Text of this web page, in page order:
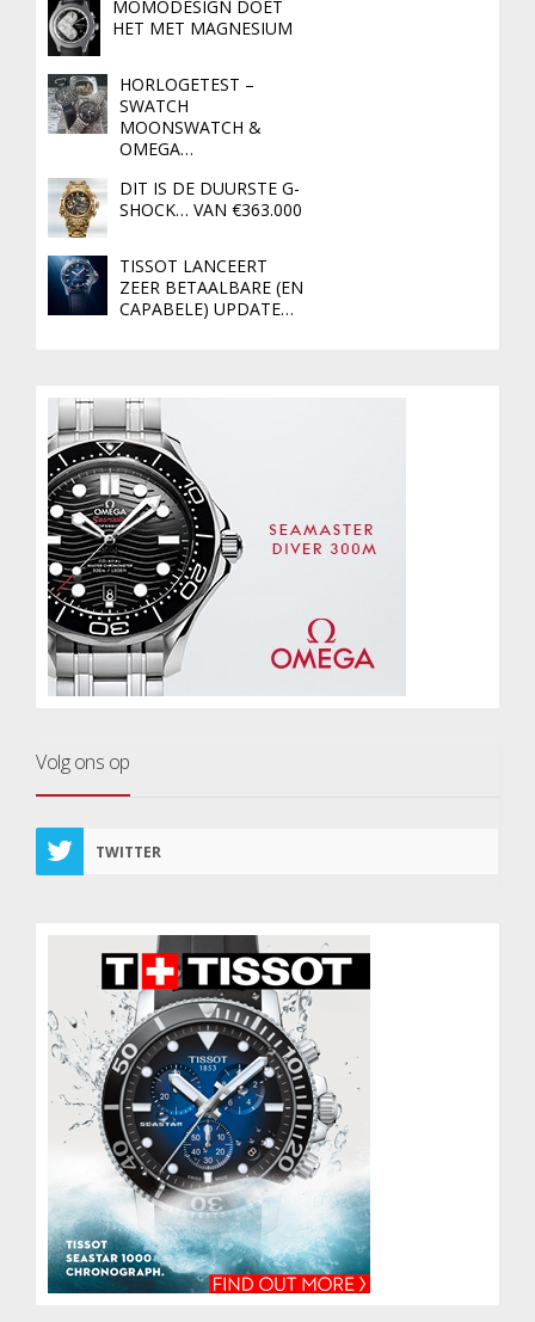
MOMODESIGN DOET
HET MET MAGNESIUM
HORLOGETEST –
SWATCH
MOONSWATCH &
OMEGA…
DIT IS DE DUURSTE G-
SHOCK… VAN €363.000
TISSOT LANCEERT
ZEER BETAALBARE (EN
CAPABELE) UPDATE…
Volg ons op
TWITTER